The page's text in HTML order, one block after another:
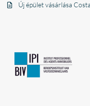
Új épület vásárlása